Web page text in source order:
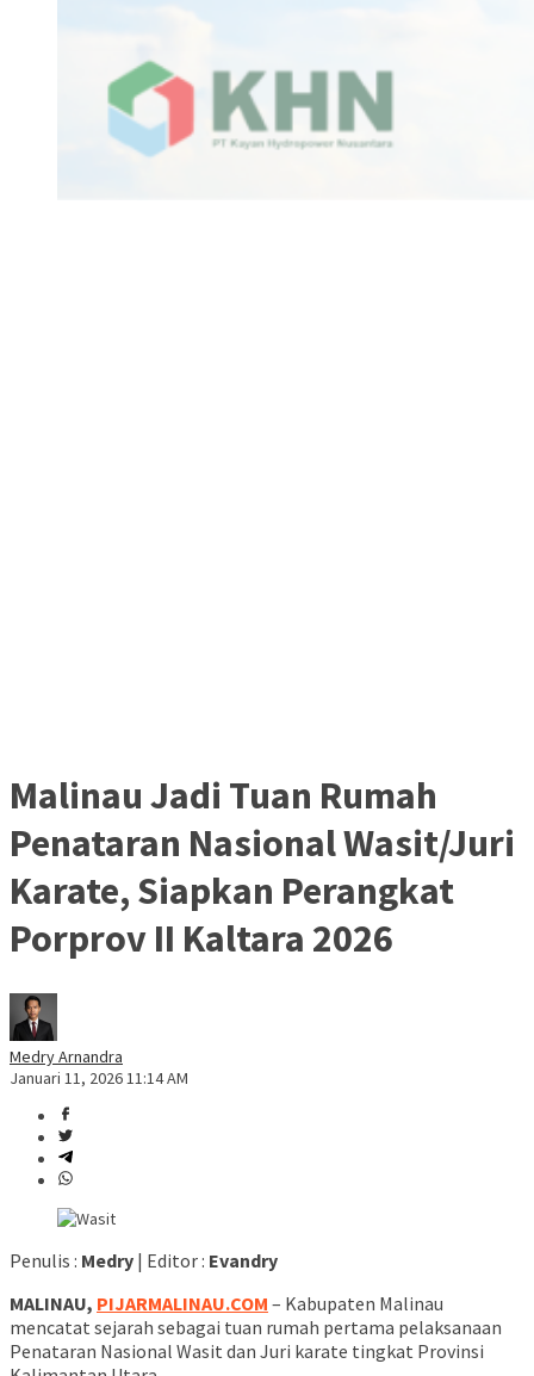
Malinau Jadi Tuan Rumah
Penataran Nasional Wasit/Juri
Karate, Siapkan Perangkat
Porprov II Kaltara 2026
Medry Arnandra
Januari 11, 2026 11:14 AM
Penulis : Medry | Editor : Evandry
MALINAU, PIJARMALINAU.COM – Kabupaten Malinau
mencatat sejarah sebagai tuan rumah pertama pelaksanaan
Penataran Nasional Wasit dan Juri karate tingkat Provinsi